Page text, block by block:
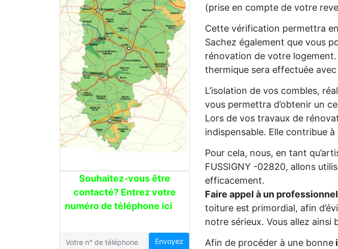
Souhaitez-vous être
contacté? Entrez votre
numéro de téléphone ici
Envoyez
(prise en compte de votre
Cette vérification permettra
Sachez également que vous
rénovation de votre logement.
thermique sera effectuée
L’isolation de vos combles,
vous permettra d’obtenir un
Lors de vos travaux de
indispensable. Elle contribue
Pour cela, nous, en tant
FUSSIGNY -02820, allons
efficacement.
Faire appel à un
toiture est primordial, afin
notre sérieux. Vous allez ainsi
Afin de procéder à une bonne